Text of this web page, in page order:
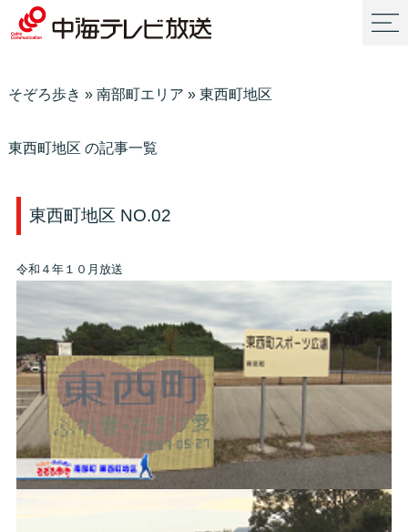
そぞろ歩き » 南部町エリア » 東西町地区
東西町地区 の記事一覧
東西町地区 NO.02
令和４年１０月放送